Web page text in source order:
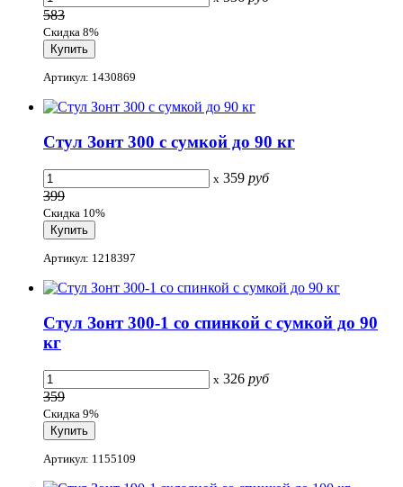
583
Скидка 8%
Артикул: 1430869
Стул Зонт 300 с сумкой до 90 кг
x 359 руб
399
Скидка 10%
Артикул: 1218397
Стул Зонт 300-1 со спинкой с сумкой до 90
кг
x 326 руб
359
Скидка 9%
Артикул: 1155109